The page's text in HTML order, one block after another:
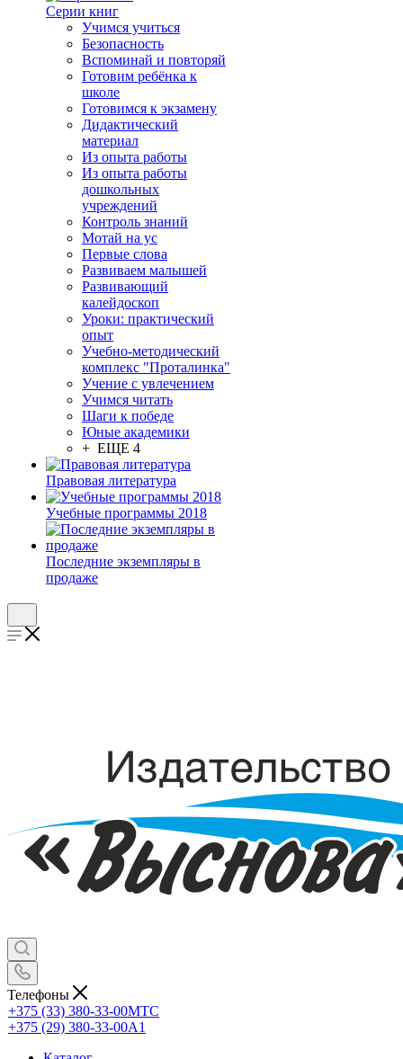
Серии книг
Учимся учиться
Безопасность
Вспоминай и повторяй
Готовим ребёнка к
школе
Готовимся к экзамену
Дидактический
материал
Из опыта работы
Из опыта работы
дошкольных
учреждений
Контроль знаний
Мотай на ус
Первые слова
Развиваем малышей
Развивающий
калейдоскоп
Уроки: практический
опыт
Учебно-методический
комплекс "Проталинка"
Учение с увлечением
Учимся читать
Шаги к победе
Юные академики
+ ЕЩЕ 4
Правовая литература
Учебные программы 2018
Последние экземпляры в
продаже
Телефоны
+375 (33) 380-33-00МТС
+375 (29) 380-33-00А1